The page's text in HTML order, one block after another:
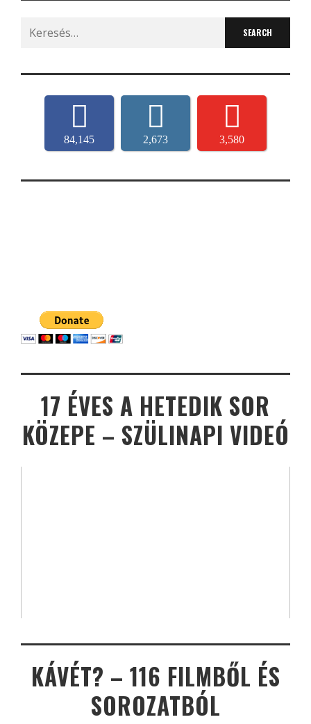
Search
for:
84,145 2,673 3,580
17 ÉVES A HETEDIK SOR
KÖZEPE – SZÜLINAPI VIDEÓ
KÁVÉT? – 116 FILMBŐL ÉS
SOROZATBÓL